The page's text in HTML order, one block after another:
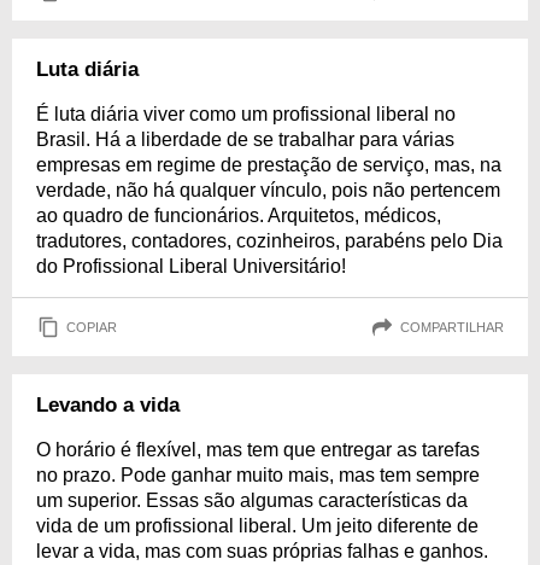
Luta diária
É luta diária viver como um profissional liberal no
Brasil. Há a liberdade de se trabalhar para várias
empresas em regime de prestação de serviço, mas, na
verdade, não há qualquer vínculo, pois não pertencem
ao quadro de funcionários. Arquitetos, médicos,
tradutores, contadores, cozinheiros, parabéns pelo Dia
do Profissional Liberal Universitário!
COPIAR COMPARTILHAR
Levando a vida
O horário é flexível, mas tem que entregar as tarefas
no prazo. Pode ganhar muito mais, mas tem sempre
um superior. Essas são algumas características da
vida de um profissional liberal. Um jeito diferente de
levar a vida, mas com suas próprias falhas e ganhos.